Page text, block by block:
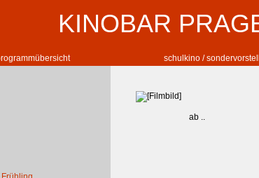
KINOBAR
schulkino /
ab ..